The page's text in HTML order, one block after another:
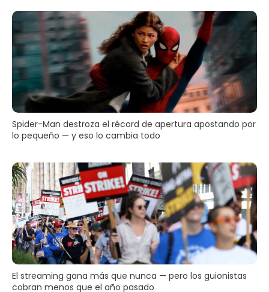
Spider-Man destroza el récord de apertura apostando por
lo pequeño — y eso lo cambia todo
El streaming gana más que nunca — pero los guionistas
cobran menos que el año pasado